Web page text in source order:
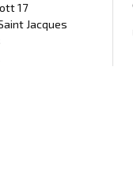
17
Jacques